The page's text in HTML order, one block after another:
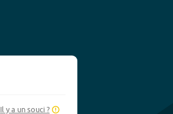
Il y a un souci ?